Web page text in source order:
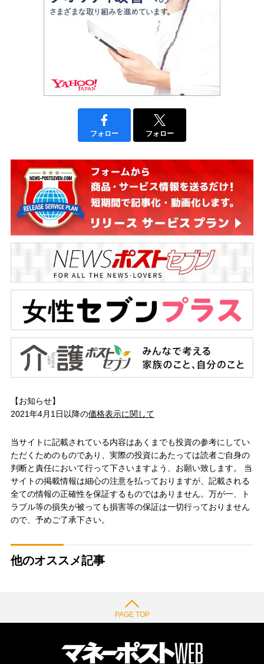
フォロー フォロー
【お知らせ】
2021年4月1日以降の価格表示に関して
当サイトに記載されている内容はあくまでも投資の参考にしてい
ただくためのものであり、実際の投資にあたっては読者ご自身の
判断と責任において行って下さいますよう、お願い致します。 当
サイトの掲載情報は細心の注意を払っておりますが、記載される
全ての情報の正確性を保証するものではありません。万が一、ト
ラブル等の損失が被っても損害等の保証は一切行っておりません
ので、予めご了承下さい。
他のオススメ記事
PAGE TOP